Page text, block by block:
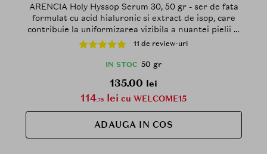
ARENCIA Holy Hyssop Serum 30, 50 gr - ser de fata
formulat cu acid hialuronic si extract de isop, care
contribuie la uniformizarea vizibila a nuantei pielii si
la mentinerea hidratarii pielii
11 de review-uri
IN STOC 50 gr
135.00 lei
114.75 lei cu WELCOME15
ADAUGA IN COS